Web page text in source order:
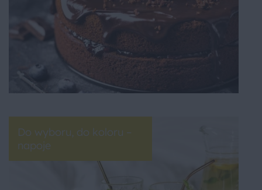
Do wyboru, do koloru –
napoje